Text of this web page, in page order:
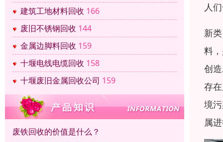
建筑工地材料回收 166
废旧不锈钢回收 144
金属边脚料回收 159
十堰电线电缆回收 158
十堰废旧金属回收公司 159
废铁回收的价值是什么？
人
新
料
创
存
境
属